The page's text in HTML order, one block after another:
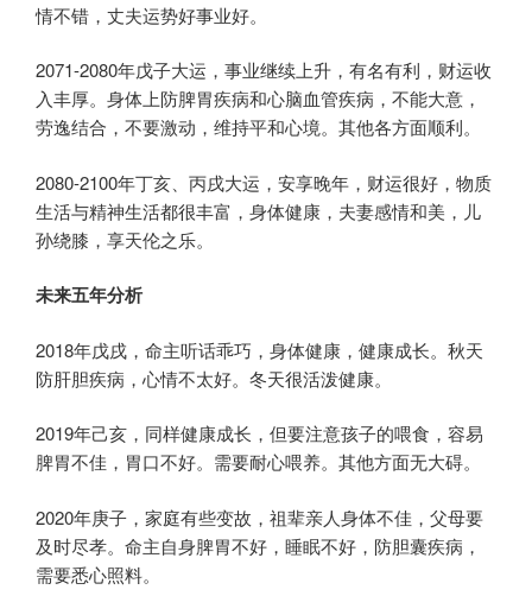
情不错，丈夫运势好事业好。
2071-2080年戊子大运，事业继续上升，有名有利，财运收
入丰厚。身体上防脾胃疾病和心脑血管疾病，不能大意，
劳逸结合，不要激动，维持平和心境。其他各方面顺利。
2080-2100年丁亥、丙戌大运，安享晚年，财运很好，物质
生活与精神生活都很丰富，身体健康，夫妻感情和美，儿
孙绕膝，享天伦之乐。
未来五年分析
2018年戊戌，命主听话乖巧，身体健康，健康成长。秋天
防肝胆疾病，心情不太好。冬天很活泼健康。
2019年己亥，同样健康成长，但要注意孩子的喂食，容易
脾胃不佳，胃口不好。需要耐心喂养。其他方面无大碍。
2020年庚子，家庭有些变故，祖辈亲人身体不佳，父母要
及时尽孝。命主自身脾胃不好，睡眠不好，防胆囊疾病，
需要悉心照料。